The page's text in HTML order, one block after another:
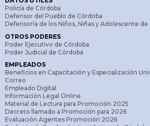
Policía de Córdoba
Defensor del Pueblo de Córdoba
Defensoría de los Niños, Niñas y Adolescente de
OTROS PODERES
Poder Ejecutivo de Córdoba
Poder Judicial de Córdoba
EMPLEADOS
Beneficios en Capacitación y Especialización
Correo
Empleado Digital
Información Legal Online
Material de Lectura para Promoción 2025
Decreto llamado a Promoción para 2026
Evaluación Agentes Promoción 2026